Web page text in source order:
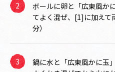
ボールに卵と「広東風か
てよく混ぜ、[1]に加えて
分）
鍋に水と「広東風かに玉